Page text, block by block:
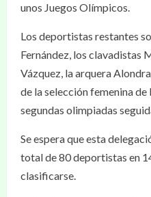
unos Juegos Olímpicos.
Los deportistas restantes
Fernández, los clavadistas
Vázquez, la arquera
de la selección femenina de
segundas olimpiadas
Se espera que esta
total de 80 deportistas en
clasificarse.